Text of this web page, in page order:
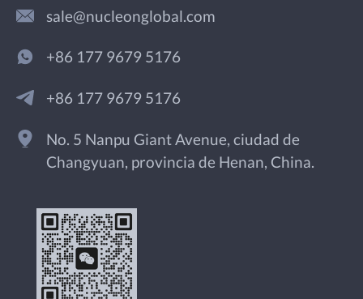
sale@nucleonglobal.com
+86 177 9679 5176
+86 177 9679 5176
No. 5 Nanpu Giant Avenue, ciudad de
Changyuan, provincia de Henan, China.